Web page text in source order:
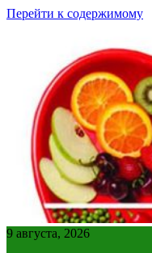
Перейти к содержимому
9 августа, 2026